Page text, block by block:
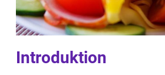
Introduktion